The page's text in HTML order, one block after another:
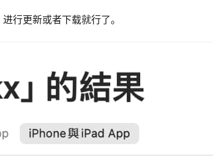
行更新或者下载就行了。